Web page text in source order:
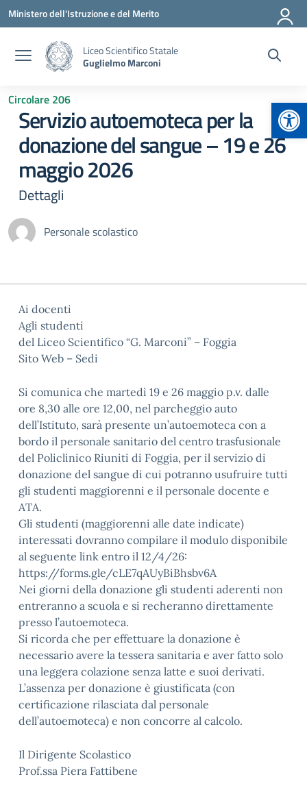
Vai ai contenuti
Vai al menu di navigazione
Vai al footer
Ministero dell'Istruzione e del Merito
Liceo Scientifico Statale
Guglielmo Marconi
Circolare 206
Servizio autoemoteca per la
donazione del sangue – 19 e 26
maggio 2026
Dettagli
Personale scolastico
Ai docenti
Agli studenti
del Liceo Scientifico “G. Marconi” – Foggia
Sito Web – Sedi
Si comunica che martedì 19 e 26 maggio p.v. dalle
ore 8,30 alle ore 12,00, nel parcheggio auto
dell’Istituto, sarà presente un’autoemoteca con a
bordo il personale sanitario del centro trasfusionale
del Policlinico Riuniti di Foggia, per il servizio di
donazione del sangue di cui potranno usufruire tutti
gli studenti maggiorenni e il personale docente e
ATA.
Gli studenti (maggiorenni alle date indicate)
interessati dovranno compilare il modulo disponibile
al seguente link entro il 12/4/26:
https://forms.gle/cLE7qAUyBiBhsbv6A
Nei giorni della donazione gli studenti aderenti non
entreranno a scuola e si recheranno direttamente
presso l’autoemoteca.
Si ricorda che per effettuare la donazione è
necessario avere la tessera sanitaria e aver fatto solo
una leggera colazione senza latte e suoi derivati.
L’assenza per donazione è giustificata (con
certificazione rilasciata dal personale
dell’autoemoteca) e non concorre al calcolo.
Il Dirigente Scolastico
Prof.ssa Piera Fattibene